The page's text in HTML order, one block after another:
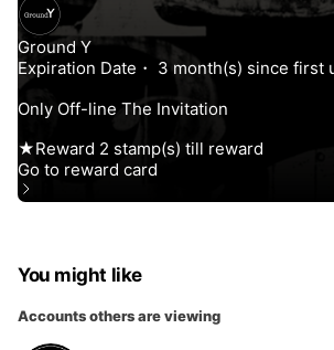
You might like
Accounts others are viewing